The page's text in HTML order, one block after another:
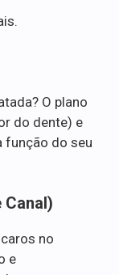
O plano
do dente) e
função do seu
Canal)
no
e